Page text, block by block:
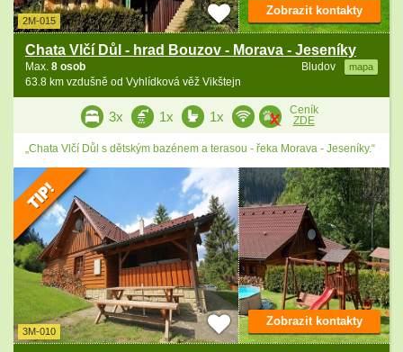
2M-015
Chata Vlčí Důl - hrad Bouzov - Morava - Jeseníky
Bludov mapa
Max. 8 osob
63.8 km vzdušně od Vyhlídková věž Vikštejn
Zobrazit kontakty
3x 1x 1x
Ceník
ZDE
„Chata Vlčí Důl s dětským bazénem a terasou - řeka Morava - Jeseníky.“
3M-010
Zobrazit kontakty